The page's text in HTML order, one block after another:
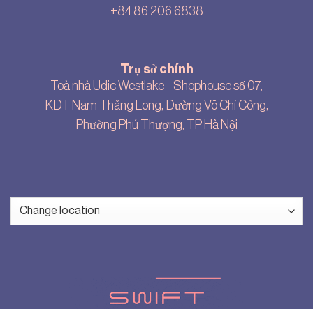
+84 86 206 6838
Trụ sở chính
Toà nhà Udic Westlake - Shophouse số 07,
KĐT Nam Thăng Long, Đường Võ Chí Công,
Phường Phú Thượng, TP Hà Nội